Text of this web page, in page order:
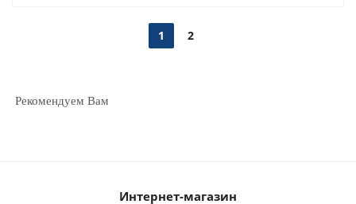
1 2
Рекомендуем Вам
Интернет-магазин